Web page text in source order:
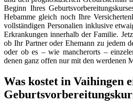
Beginn Ihres
Hebamme gleich noch Ihre
vollständigen Personalien inklusive
Erkrankungen innerhalb der Familie.
ob Ihr Partner oder Ehemann zu jedem
oder ob es – wie mancherorts –
denen ganz offen nur mit den werdenen
Was kostet in Vaihingen